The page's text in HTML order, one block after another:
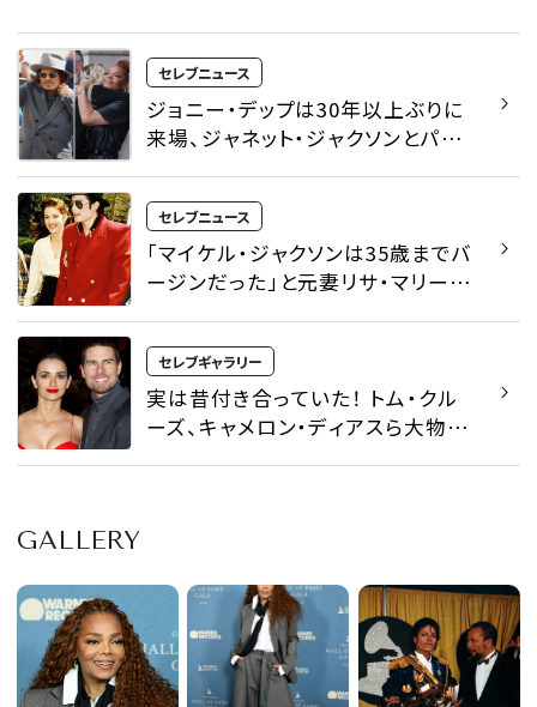
セレブニュース
ジョニー・デップは30年以上ぶりに
来場、ジャネット・ジャクソンとパリ
ァッションウィークで注目を集めた
モーメント - セレブニュース |
SPUR
セレブニュース
「マイケル・ジャクソンは35歳までバ
ージンだった」と元妻リサ・マリー・
ードを綴った回顧録が話題に - セレ
ブニュース | SPUR
セレブギャラリー
実は昔付き合っていた！ トム・クル
ーズ、キャメロン・ディアスら大物セ
GALLERY